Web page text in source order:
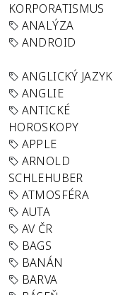
KORPORATISMUS
ANALÝZA
ANDROID
ANGLICKÝ JAZYK
ANGLIE
ANTICKÉ
HOROSKOPY
APPLE
ARNOLD
SCHLEHUBER
ATMOSFÉRA
AUTA
AV ČR
BAGS
BANÁN
BARVA